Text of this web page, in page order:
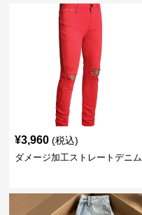
¥3,960 (税込)
ダメージ加工ストレートデニム